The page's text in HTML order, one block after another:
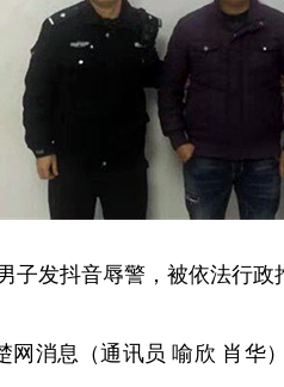
子发抖音辱警，被依法行政
消息（通讯员 喻欣 肖华